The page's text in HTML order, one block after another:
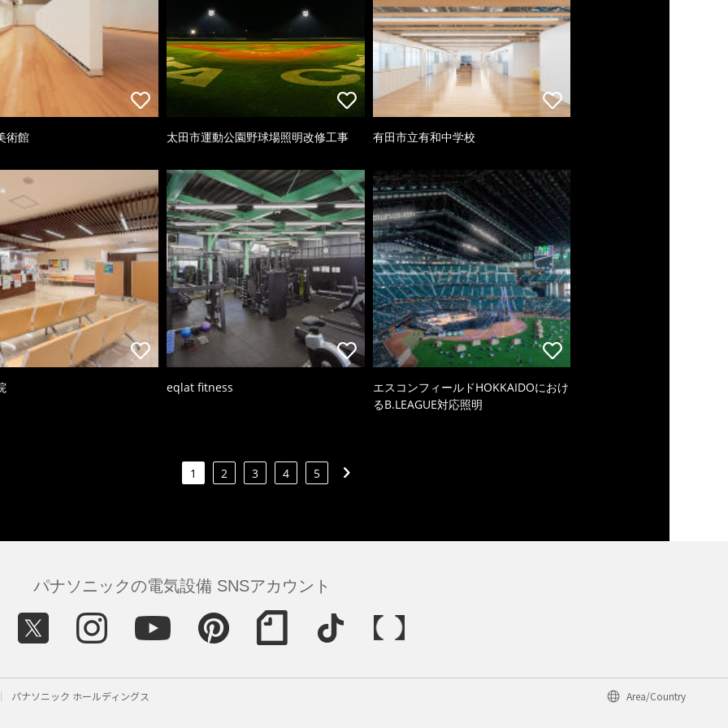
術館 太田市運動公園野球場照明改修工事 有田市立有和中学校
eqlat fitness
エスコンフィールドHOKKAIDOにおけ
るB.LEAGUE対応照明
1 2 3 4 5
パナソニックの電気設備 SNSアカウント
パナソニック ホールディングス Area/Country